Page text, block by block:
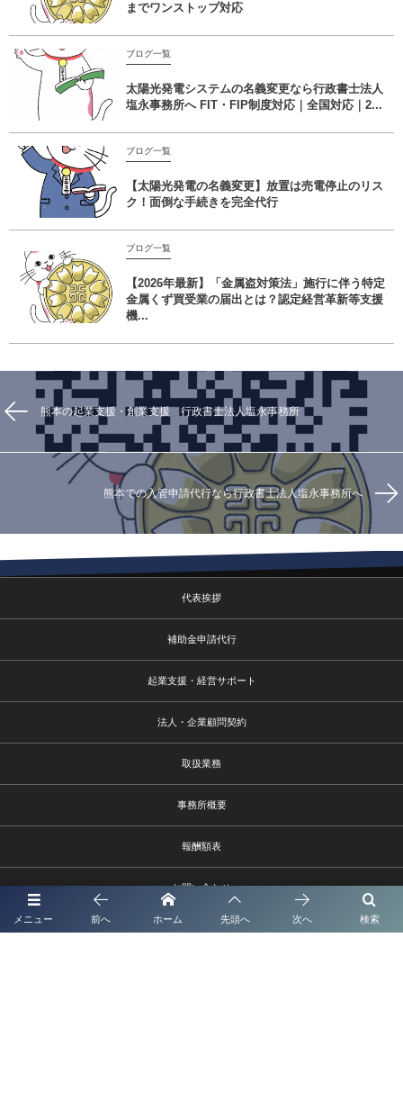
までワンストップ対応
ブログ一覧
太陽光発電システムの名義変更なら行政書士法人
塩永事務所へ FIT・FIP制度対応｜全国対応｜2...
ブログ一覧
【太陽光発電の名義変更】放置は売電停止のリス
ク！面倒な手続きを完全代行
ブログ一覧
【2026年最新】「金属盗対策法」施行に伴う特定
金属くず買受業の届出とは？認定経営革新等支援
機...
熊本の起業支援・創業支援 行政書士法人塩永事務所
熊本での入管申請代行なら行政書士法人塩永事務所へ
メニュー 検索
前へ ホーム 先頭へ 次へ
代表挨拶
補助金申請代行
起業支援・経営サポート
法人・企業顧問契約
取扱業務
事務所概要
報酬額表
お問い合わせ